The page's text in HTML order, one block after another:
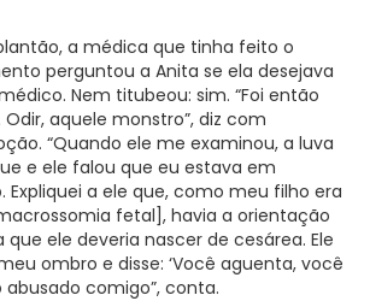
a médica que tinha feito o
perguntou a Anita se ela desejava
Nem titubeou: sim. “Foi então
aquele monstro”, diz com
“Quando ele me examinou, a luva
e ele falou que eu estava em
Expliquei a ele que, como meu filho era
fetal], havia a orientação
ele deveria nascer de cesárea. Ele
ombro e disse: ‘Você aguenta, você
abusado comigo”, conta.